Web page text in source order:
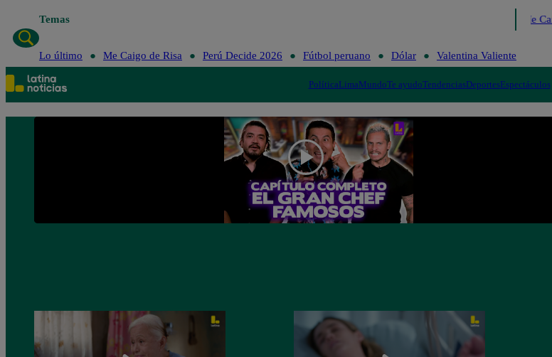
Temas Me
Lo último Me Caigo de Risa Perú Decide 2026 Fútbol peruano Dólar Valentina Valiente
PolíticaLimaMundoTe ayudoTendenciasDeportesEspectáculos